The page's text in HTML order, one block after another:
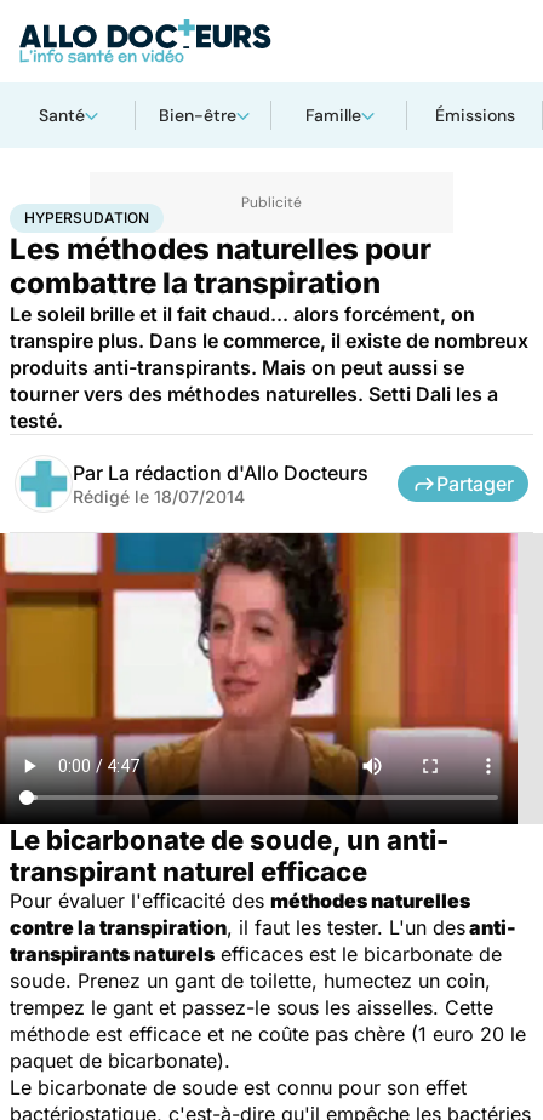
Santé Bien-être Famille Émissions
AccueilSantéHypersudation
HYPERSUDATION
Les méthodes naturelles pour
combattre la transpiration
Le soleil brille et il fait chaud... alors forcément, on
transpire plus. Dans le commerce, il existe de nombreux
produits anti-transpirants. Mais on peut aussi se
tourner vers des méthodes naturelles. Setti Dali les a
testé.
Par La rédaction d'Allo Docteurs
Rédigé le 18/07/2014
Partager
Le bicarbonate de soude, un anti-
transpirant naturel efficace
Pour évaluer l'efficacité des méthodes naturelles
contre la transpiration, il faut les tester. L'un desanti-
transpirants naturels efficaces est le bicarbonate de
soude. Prenez un gant de toilette, humectez un coin,
trempez le gant et passez-le sous les aisselles. Cette
méthode est efficace et ne coûte pas chère (1 euro 20 le
paquet de bicarbonate).
Le bicarbonate de soude est connu pour son effet
bactériostatique, c'est-à-dire qu'il empêche les bactéries